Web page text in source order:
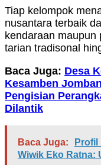
Tiap kelompok
nusantara terbaik
kendaraan
tarian tradisonal
Baca Juga: Desa
Kesamben
Pengisian
Dilantik
Baca Juga:
Wiwik Eko Ratna: